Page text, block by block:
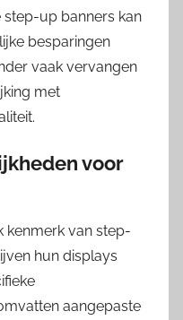
up banners kan
besparingen
vaak vervangen
met
voor
kenmerk van step-
hun displays
aangepaste